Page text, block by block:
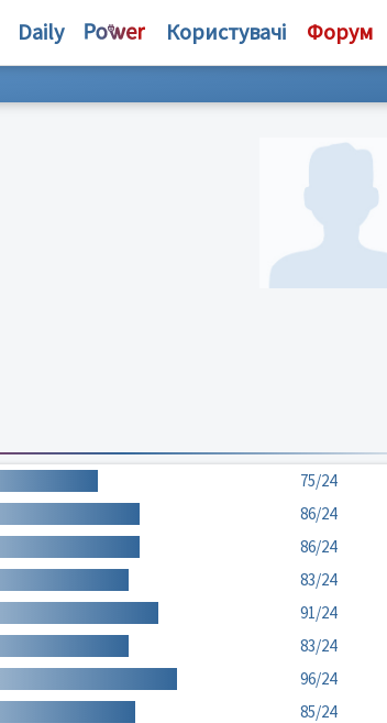
Daily Користувачі Форум
75/24
86/24
86/24
83/24
91/24
83/24
96/24
85/24